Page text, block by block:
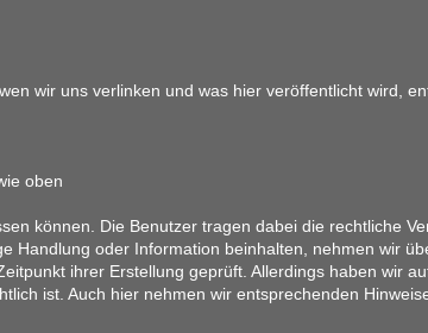
wir uns verlinken und was hier veröffentlicht wird,
oben
können. Die Benutzer tragen dabei die rechtliche
Handlung oder Information beinhalten, nehmen wir
ihrer Erstellung geprüft. Allerdings haben wir
ist. Auch hier nehmen wir entsprechenden